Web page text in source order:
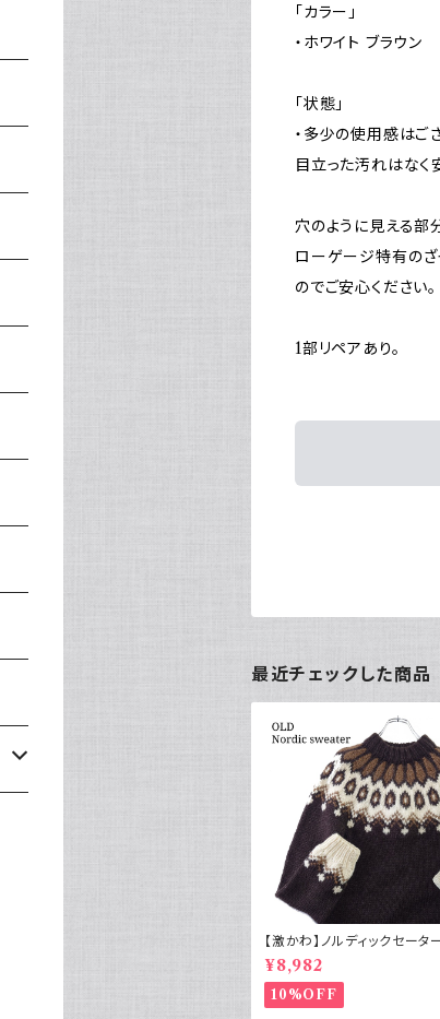
「カラー」
・ホワイト ブラウン
「状態」
・多少の使用感はご
目立った汚れはなく
穴のように見える部
ローゲージ特有のざ
のでご安心ください。
1部リペアあり。
最近チェックした商品
【激かわ】ノルディックセータ
厚ウール ブラウン ラグラン ヴ
テージ
¥8,982
10%OFF